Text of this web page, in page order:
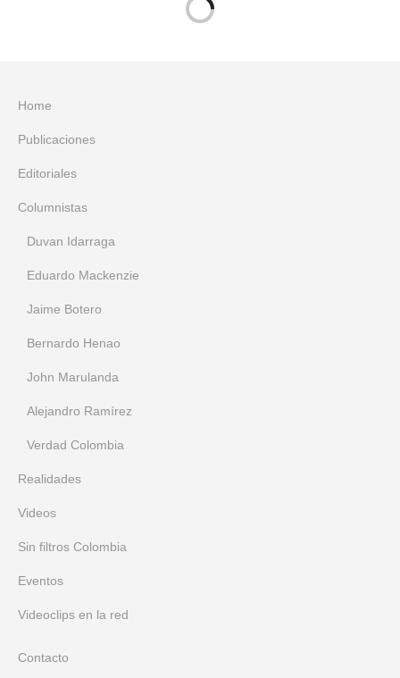
Home
Publicaciones
Editoriales
Columnistas
Duvan Idarraga
Eduardo Mackenzie
Jaime Botero
Bernardo Henao
John Marulanda
Alejandro Ramírez
Verdad Colombia
Realidades
Videos
Sin filtros Colombia
Eventos
Videoclips en la red
Contacto